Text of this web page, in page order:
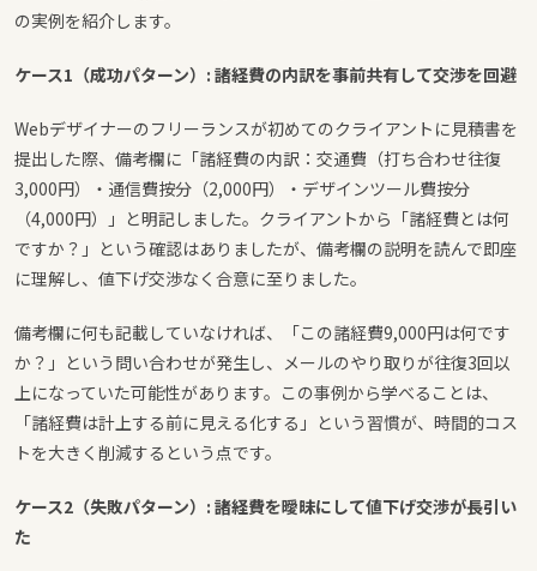
の実例を紹介します。
ケース1（成功パターン）: 諸経費の内訳を事前共有して交渉を回避
Webデザイナーのフリーランスが初めてのクライアントに見積書を
提出した際、備考欄に「諸経費の内訳：交通費（打ち合わせ往復
3,000円）・通信費按分（2,000円）・デザインツール費按分
（4,000円）」と明記しました。クライアントから「諸経費とは何
ですか？」という確認はありましたが、備考欄の説明を読んで即座
に理解し、値下げ交渉なく合意に至りました。
備考欄に何も記載していなければ、「この諸経費9,000円は何です
か？」という問い合わせが発生し、メールのやり取りが往復3回以
上になっていた可能性があります。この事例から学べることは、
「諸経費は計上する前に見える化する」という習慣が、時間的コス
トを大きく削減するという点です。
ケース2（失敗パターン）: 諸経費を曖昧にして値下げ交渉が長引い
た